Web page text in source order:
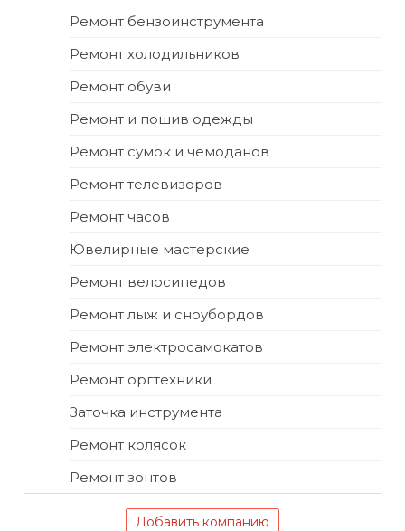
Ремонт бензоинструмента
Ремонт холодильников
Ремонт обуви
Ремонт и пошив одежды
Ремонт сумок и чемоданов
Ремонт телевизоров
Ремонт часов
Ювелирные мастерские
Ремонт велосипедов
Ремонт лыж и сноубордов
Ремонт электросамокатов
Ремонт оргтехники
Заточка инструмента
Ремонт колясок
Ремонт зонтов
Добавить компанию